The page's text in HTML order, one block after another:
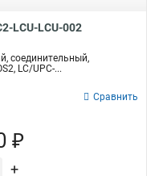
LCU-LCU-002
соединительный,
LC/UPC-...
Сравнить
₽
+